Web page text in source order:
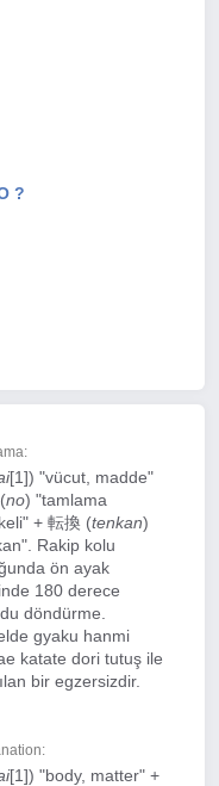
?
[1]) "vücut, madde"
no) "tamlama
+ 転換 (tenkan)
Rakip kolu
ön ayak
180 derece
döndürme.
gyaku hanmi
katate dori tutuş ile
bir egzersizdir.
[1]) "body, matter" +